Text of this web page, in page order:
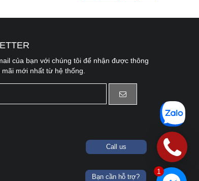
của bạn với chúng tôi để nhận được thông
mới nhất từ hệ thống.
Call us
1
Bạn cần hỗ trợ?